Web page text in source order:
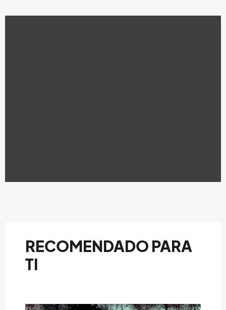
RECOMENDADO PARA
TI